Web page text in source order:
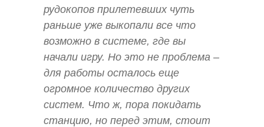
рудокопов прилетевших чуть
раньше уже выкопали все что
возможно в системе, где вы
начали игру. Но это не проблема –
для работы осталось еще
огромное количество других
систем. Что ж, пора покидать
станцию, но перед этим, стоит